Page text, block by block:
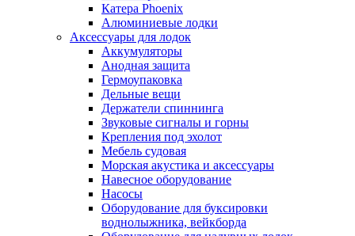
Катера Phoenix
Алюминиевые лодки
Аксессуары для лодок
Аккумуляторы
Анодная защита
Гермоупаковка
Дельные вещи
Держатели спиннинга
Звуковые сигналы и горны
Крепления под эхолот
Мебель судовая
Морская акустика и аксессуары
Навесное оборудование
Насосы
Оборудование для буксировки
воднолыжника, вейкборда